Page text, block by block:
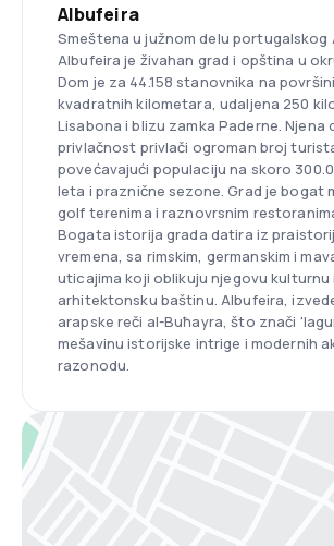
Albufeira
Smeštena u južnom delu portugalskog
Albufeira je živahan grad i opština u
Dom je za 44.158 stanovnika na
kvadratnih kilometara, udaljena 250
Lisabona i blizu zamka Paderne. Njena
privlačnost privlači ogroman broj
povećavajući populaciju na skoro
leta i praznične sezone. Grad je bogat
golf terenima i raznovrsnim
Bogata istorija grada datira iz
vremena, sa rimskim, germanskim i
uticajima koji oblikuju njegovu kulturnu i
arhitektonsku baštinu. Albufeira,
arapske reči al-Buħayra, što znači
mešavinu istorijske intrige i modernih
razonodu.